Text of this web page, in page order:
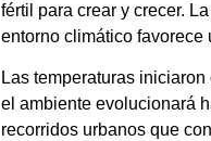
fértil para crear y crecer.
entorno climático favorece
Las temperaturas
el ambiente evolucionará
recorridos urbanos que